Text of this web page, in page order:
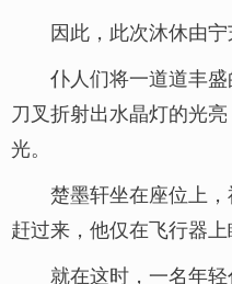
因此，此次沐休由宁
仆人们将一道道丰
刀叉折射出水晶灯的光
光。
楚墨轩坐在座位上
赶过来，他仅在飞行器上
就在这时，一名年